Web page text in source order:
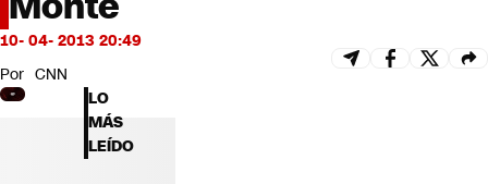
CNN tiempo
Futuro 360
Opinión
10- 04- 2013 20:49
Por CNN
LO
MÁS
LEÍDO